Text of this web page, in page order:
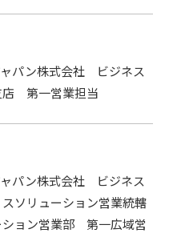
パン株式会社 ビジネス
第一営業担当
パン株式会社 ビジネス
ソリューション営業統轄
ョン営業部 第一広域営